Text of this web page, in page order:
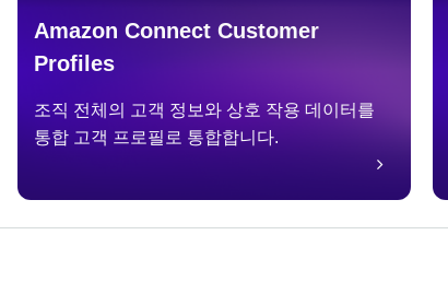
Amazon Connect Customer
Profiles
조직 전체의 고객 정보와 상호 작용 데이터를
통합 고객 프로필로 통합합니다.